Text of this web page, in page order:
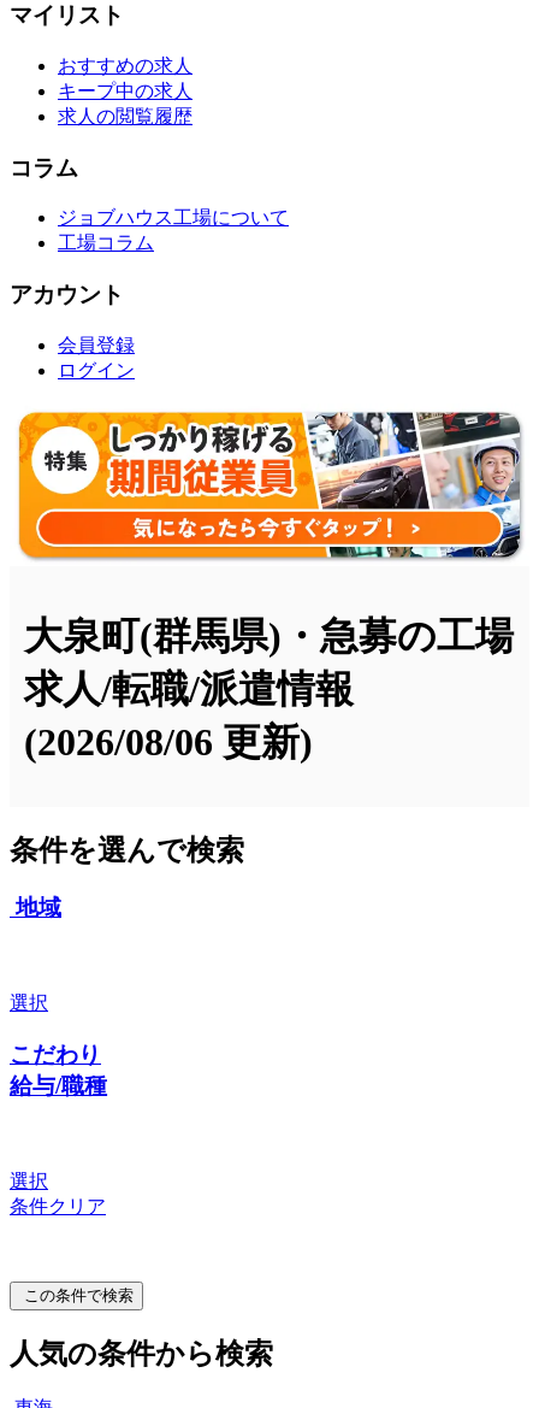
マイリスト
おすすめの求人
キープ中の求人
求人の閲覧履歴
コラム
ジョブハウス工場について
工場コラム
アカウント
会員登録
ログイン
大泉町(群馬県)・急募の工場
求人/転職/派遣情報
(2026/08/06 更新)
条件を選んで検索
地域
選択
こだわり
給与/職種
選択
条件クリア
この条件で検索
人気の条件から検索